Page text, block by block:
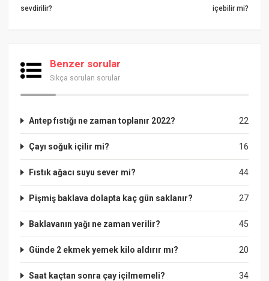
sevdirilir?
içebilir mi?
Benzer sorular
Sıkça sorulan sorular
22
Antep fıstığı ne zaman toplanır 2022?
16
Çayı soğuk içilir mi?
44
Fıstık ağacı suyu sever mi?
27
Pişmiş baklava dolapta kaç gün saklanır?
45
Baklavanın yağı ne zaman verilir?
20
Günde 2 ekmek yemek kilo aldırır mı?
34
Saat kaçtan sonra çay içilmemeli?